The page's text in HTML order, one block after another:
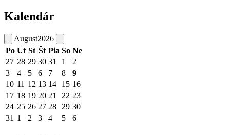
Kalendár
August2026
Po Ut St Št Pia So Ne
27 28 29 30 31 1
2
3
4 5 6 7 8
9
10 11 12 13 14 15 16
17 18 19 20 21 22 23
24 25 26 27 28 29 30
31 1 2 3 4 5 6